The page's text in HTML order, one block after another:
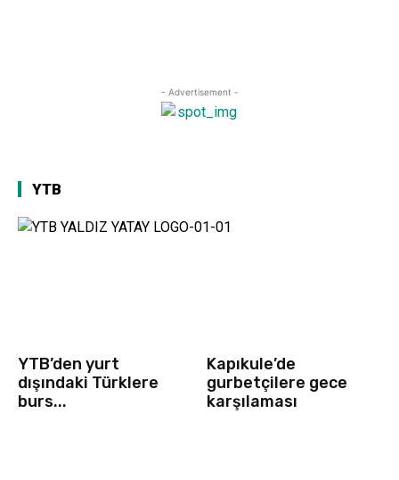
- Advertisement -
YTB
YTB’den yurt
dışındaki Türklere
burs...
Kapıkule’de
gurbetçilere gece
karşılaması